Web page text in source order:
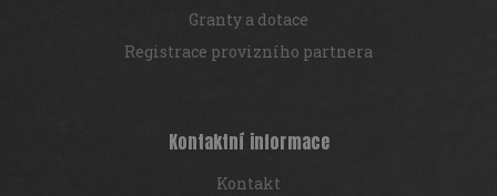
Granty a dotace
Registrace provizního partnera
Kontaktní informace
Kontakt